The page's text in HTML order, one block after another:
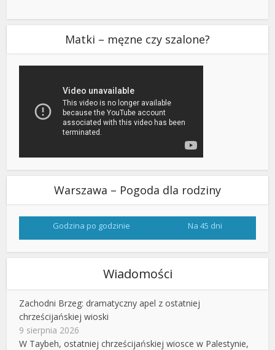
Matki – męzne czy szalone?
Warszawa – Pogoda dla rodziny
Godzina po godzinie Na 45 dni
Wiadomości
Zachodni Brzeg: dramatyczny apel z ostatniej
chrześcijańskiej wioski
9 sierpnia 2026
W Taybeh, ostatniej chrześcijańskiej wiosce w Palestynie,